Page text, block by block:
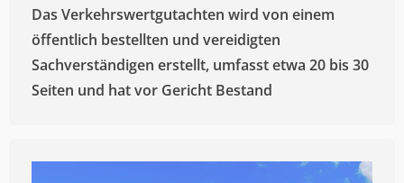
Das Verkehrswertgutachten wird von einem
öffentlich bestellten und vereidigten
Sachverständigen erstellt, umfasst etwa 20 bis 30
Seiten und hat vor Gericht Bestand